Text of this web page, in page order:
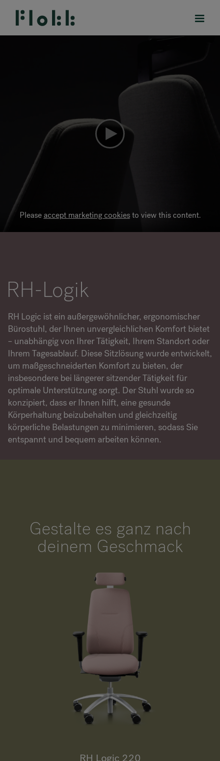
PRODUKTE
PROJEKTE
DESIGNER
SHOP
Nachhaltigkeit
Showrooms
Downloadbereich
Flokk HUB
Pleaseaccept marketing cookiesto view this content.
RH-Logik
RH Logic ist ein außergewöhnlicher, ergonomischer
Bürostuhl, der Ihnen unvergleichlichen Komfort bietet
– unabhängig von Ihrer Tätigkeit, Ihrem Standort oder
Ihrem Tagesablauf. Diese Sitzlösung wurde entwickelt,
um maßgeschneiderten Komfort zu bieten, der
insbesondere bei längerer sitzender Tätigkeit für
optimale Unterstützung sorgt. Der Stuhl wurde so
konzipiert, dass er Ihnen hilft, eine gesunde
Körperhaltung beizubehalten und gleichzeitig
körperliche Belastungen zu minimieren, sodass Sie
entspannt und bequem arbeiten können.
Gestalte es ganz nach
deinem Geschmack
RH Logic 220